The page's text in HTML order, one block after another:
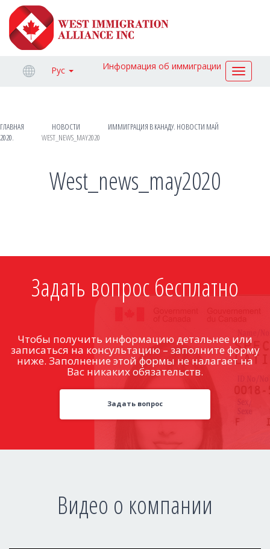
Toggle
Информация об иммиграции
Рус
ГЛАВНАЯ НОВОСТИ
ИММИГРАЦИЯ В КАНАДУ. НОВОСТИ МАЙ
2020.
WEST_NEWS_MAY2020
West_news_may2020
Задать вопрос бесплатно
Чтобы получить информацию детальнее или
записаться на консультацию – заполните форму
ниже. Заполнение этой формы не налагает на
Вас никаких обязательств.
Задать вопрос
Видео о компании